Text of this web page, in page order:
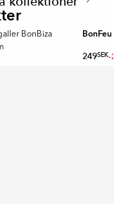
BonBiza
BonFeu
249SEK-